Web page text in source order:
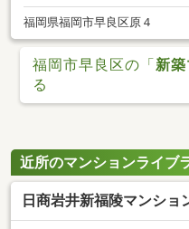
福岡県福岡市早良区原４
福岡市早良区の「新
る
近所のマンションライブ
日商岩井新福陵マンショ